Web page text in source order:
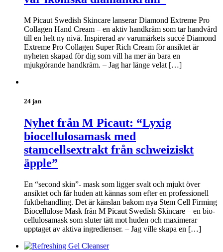
M Picaut Swedish Skincare lanserar Diamond Extreme Pro
Collagen Hand Cream – en aktiv handkräm som tar handvård
till en helt ny nivå. Inspirerad av varumärkets succé Diamond
Extreme Pro Collagen Super Rich Cream för ansiktet är
nyheten skapad för dig som vill ha mer än bara en
mjukgörande handkräm. – Jag har länge velat […]
24 jan
Nyhet från M Picaut: “Lyxig
biocellulosamask med
stamcellsextrakt från schweiziskt
äpple”
En “second skin”- mask som ligger svalt och mjukt över
ansiktet och får huden att kännas som efter en professionell
fuktbehandling. Det är känslan bakom nya Stem Cell Firming
Biocellulose Mask från M Picaut Swedish Skincare – en bio-
cellulosamask som sluter tätt mot huden och maximerar
upptaget av aktiva ingredienser. – Jag ville skapa en […]